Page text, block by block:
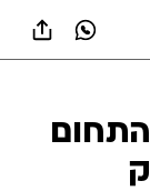
התחום